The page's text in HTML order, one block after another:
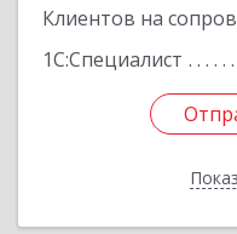
Клиентов на
1С:Специалист